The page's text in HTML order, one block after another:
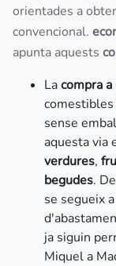
orientades a
convencional.
apunta aquests
Lacompra
sense
aquesta via
verdures,
begudes.
se segueix
ja siguin
Miquel a